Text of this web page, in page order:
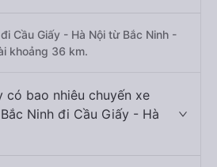
Cầu Giấy - Hà Nội từ Bắc Ninh -
khoảng 36 km.
có bao nhiêu chuyến xe
Ninh đi Cầu Giấy - Hà